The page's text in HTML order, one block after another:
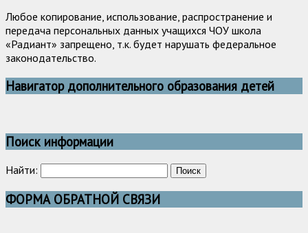
Любое копирование, использование, распространение и
передача персональных данных учащихся ЧОУ школа
«Радиант» запрещено, т.к. будет нарушать федеральное
законодательство.
Навигатор дополнительного образования детей
Поиск информации
Найти:
ФОРМА ОБРАТНОЙ СВЯЗИ